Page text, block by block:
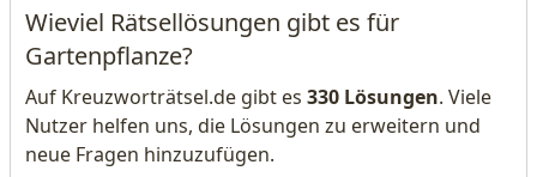
Wieviel Rätsellösungen gibt es für
Gartenpflanze?
Auf Kreuzworträtsel.de gibt es 330 Lösungen. Viele
Nutzer helfen uns, die Lösungen zu erweitern und
neue Fragen hinzuzufügen.